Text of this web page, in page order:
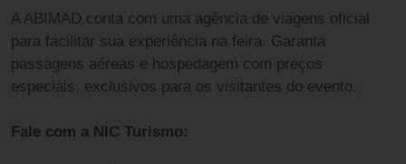
A ABIMAD conta com uma agência de viagens oficial
para facilitar sua experiência na feira. Garanta
passagens aéreas e hospedagem com preços
especiais, exclusivos para os visitantes do evento.
Fale com a NIC Turismo: